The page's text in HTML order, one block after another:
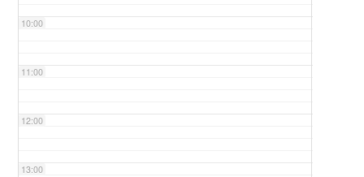
10:00
11:00
12:00
13:00